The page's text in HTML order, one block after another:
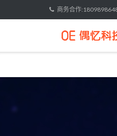
to
商务合作